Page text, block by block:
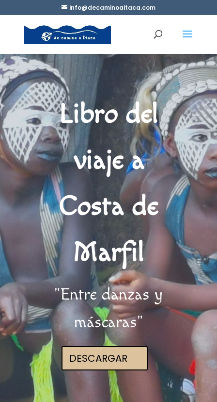
info@decaminoaitaca.com
Libro del
viaje a
Costa de
Marfil
"Entre danzas y
máscaras"
DESCARGAR